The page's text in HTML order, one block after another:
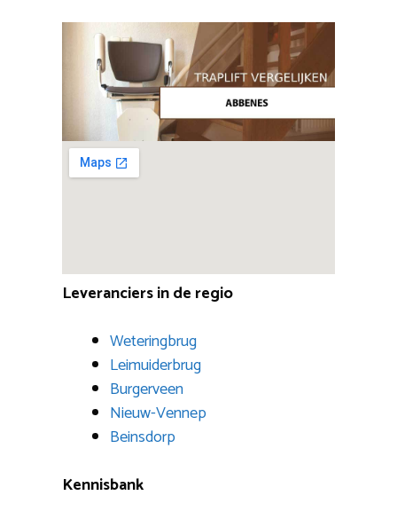
Leveranciers in de regio
Weteringbrug
Leimuiderbrug
Burgerveen
Nieuw-Vennep
Beinsdorp
Kennisbank